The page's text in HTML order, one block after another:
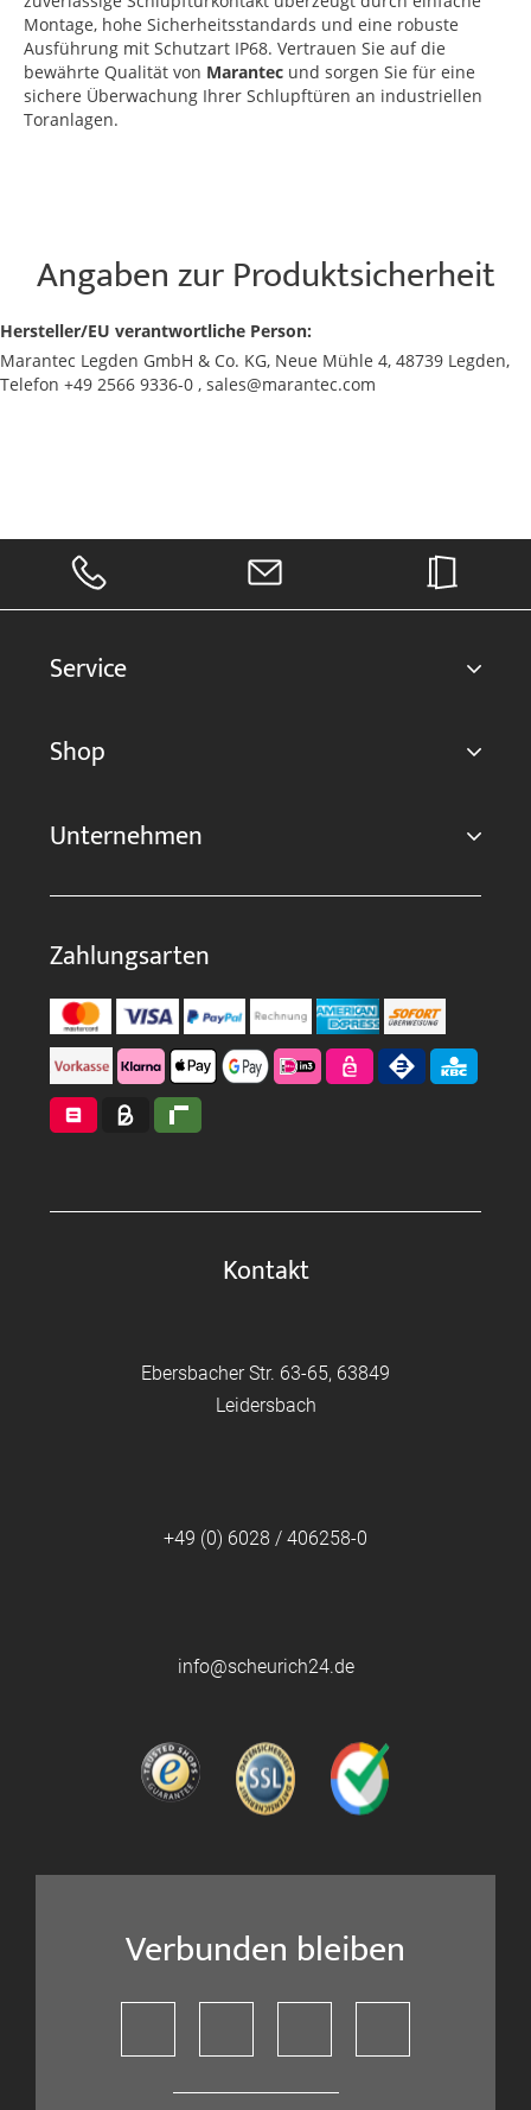
Montage, hohe Sicherheitsstandards und eine robuste
Ausführung mit Schutzart IP68. Vertrauen Sie auf die
bewährte Qualität von Marantec und sorgen Sie für eine
sichere Überwachung Ihrer Schlupftüren an industriellen
Toranlagen.
Angaben zur Produktsicherheit
Hersteller/EU verantwortliche Person:
Marantec Legden GmbH & Co. KG, Neue Mühle 4, 48739 Legden,
Telefon +49 2566 9336-0 , sales@marantec.com
Service
Shop
Unternehmen
Zahlungsarten
Kontakt
Ebersbacher Str. 63-65, 63849
Leidersbach
+49 (0) 6028 / 406258-0
info@scheurich24.de
Verbunden bleiben